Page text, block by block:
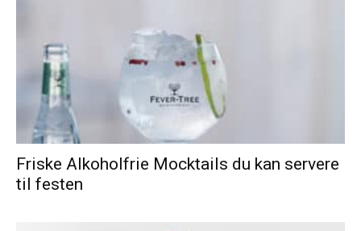
Friske Alkoholfrie Mocktails du kan servere
til festen